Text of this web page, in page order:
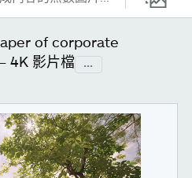
of corporate
4K 影片檔
...